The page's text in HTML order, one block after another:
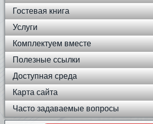
Гостевая книга
Услуги
Комплектуем вместе
Полезные ссылки
Доступная среда
Карта сайта
Часто задаваемые вопросы